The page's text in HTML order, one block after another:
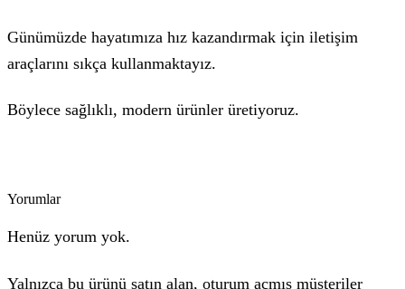
Günümüzde hayatımıza hız kazandırmak için iletişim
araçlarını sıkça kullanmaktayız.
Böylece sağlıklı, modern ürünler üretiyoruz.
Yorumlar
Henüz yorum yok.
Yalnızca bu ürünü satın alan, oturum açmış müşteriler